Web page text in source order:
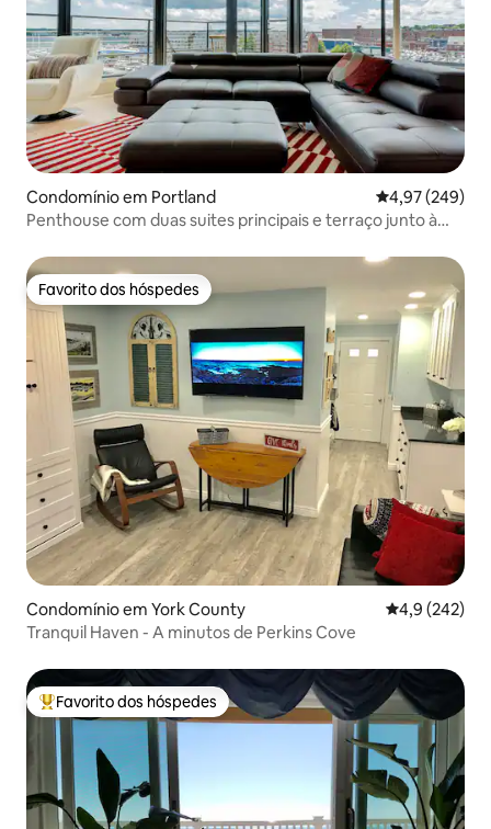
Condomínio em Portland Classificação
4,97 (249)
Penthouse com duas suites principais e terraço junto à
Favorito dos hóspedes
Favorito dos hóspedes
Condomínio em York County Classificação
4,9 (242)
Tranquil Haven - A minutos de Perkins Cove
Favoritos dos hóspedes mais apreciados
Favorito dos hóspedes